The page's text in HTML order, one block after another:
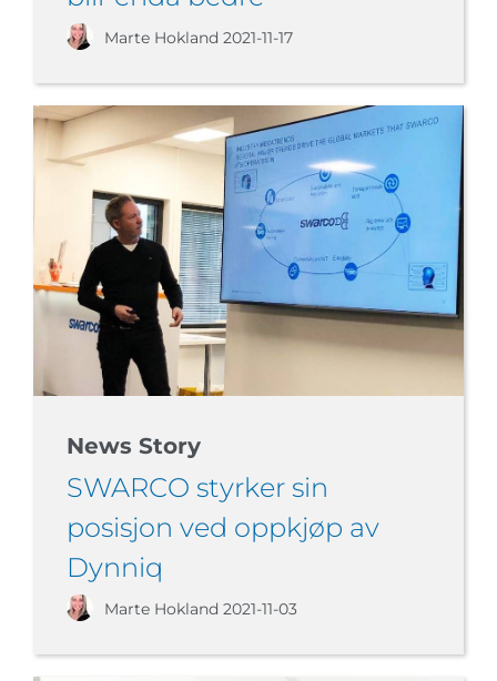
Marte Hokland 2021-11-17
News Story
SWARCO styrker sin
posisjon ved oppkjøp av
Dynniq
Marte Hokland 2021-11-03